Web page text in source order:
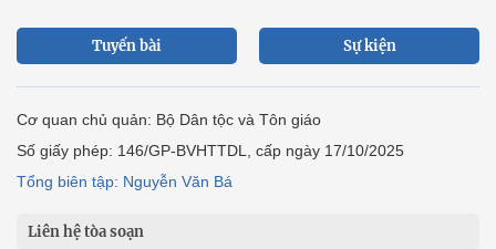
Tuyến bài Sự kiện
Cơ quan chủ quản: Bộ Dân tộc và Tôn giáo
Số giấy phép: 146/GP-BVHTTDL, cấp ngày 17/10/2025
Tổng biên tập: Nguyễn Văn Bá
Liên hệ tòa soạn